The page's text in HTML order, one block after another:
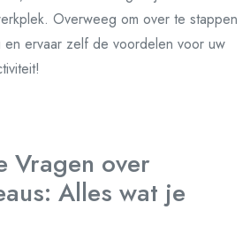
Overweeg om over te stappen
ervaar zelf de voordelen voor uw
Vragen over
Alles wat je